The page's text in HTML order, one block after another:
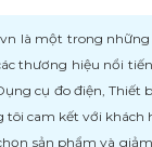
là một trong
thương hiệu nổi
cụ đo điện,
cam kết với
sản phẩm và